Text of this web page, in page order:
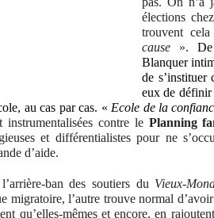
élections
trouvent
cause ».
Blanquer
de s’instituer
eux de
au cas par cas. « Ecole de la
instrumentalisées contre le Planning
et différentialistes pour ne
d’aide.
ban des soutiers du Vieux-
migratoire, l’autre trouve normal
qu’elles-mêmes et encore, en